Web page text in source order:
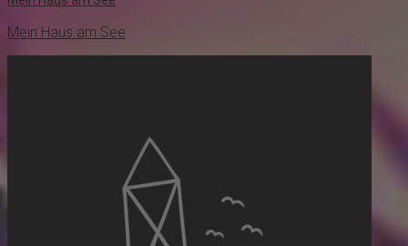
Mein Haus am See